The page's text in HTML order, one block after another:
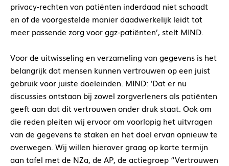
privacy-rechten van patiënten inderdaad niet schaadt
en of de voorgestelde manier daadwerkelijk leidt tot
meer passende zorg voor ggz-patiënten’, stelt MIND.
Voor de uitwisseling en verzameling van gegevens is het
belangrijk dat mensen kunnen vertrouwen op een juist
gebruik voor juiste doeleinden. MIND: ‘Dat er nu
discussies ontstaan bij zowel zorgverleners als patiënten
geeft aan dat dit vertrouwen onder druk staat. Ook om
die reden pleiten wij ervoor om voorlopig het uitvragen
van de gegevens te staken en het doel ervan opnieuw te
overwegen. Wij willen hierover graag op korte termijn
aan tafel met de NZa, de AP, de actiegroep “Vertrouwen